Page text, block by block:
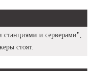
и серверами",
стоят.